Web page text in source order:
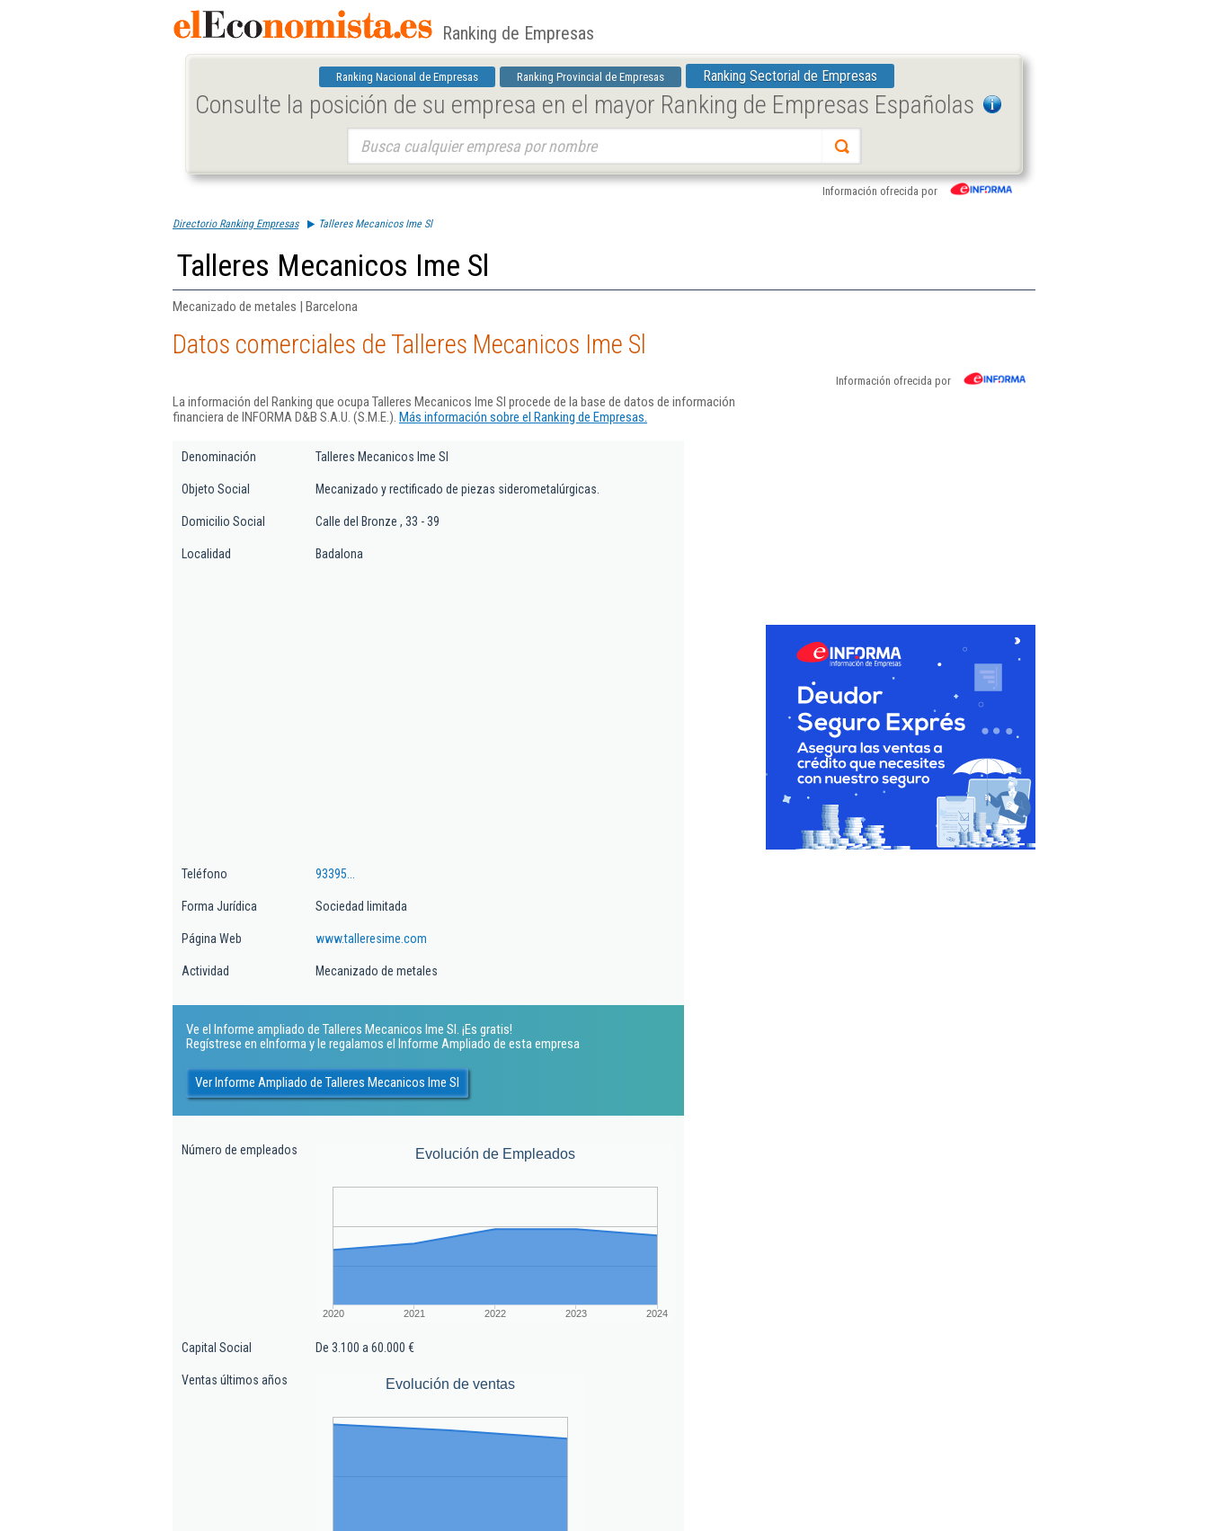
Ranking de Empresas
Ranking Nacional de Empresas Ranking Provincial de Empresas Ranking Sectorial de Empresas
Consulte la posición de su empresa en el mayor Ranking de Empresas Españolas
Información ofrecida por
Directorio Ranking Empresas Talleres Mecanicos Ime Sl
Talleres Mecanicos Ime Sl
Mecanizado de metales | Barcelona
Datos comerciales de Talleres Mecanicos Ime Sl
Información ofrecida por
La información del Ranking que ocupa Talleres Mecanicos Ime Sl procede de la base de datos de información
financiera de INFORMA D&B S.A.U. (S.M.E.). Más información sobre el Ranking de Empresas.
Denominación Talleres Mecanicos Ime Sl
Objeto Social Mecanizado y rectificado de piezas siderometalúrgicas.
Domicilio Social Calle del Bronze , 33 - 39
Localidad Badalona
Teléfono 93395...
Forma Jurídica Sociedad limitada
Página Web www.talleresime.com
Actividad Mecanizado de metales
Ve el Informe ampliado de Talleres Mecanicos Ime Sl. ¡Es gratis!
Regístrese en eInforma y le regalamos el Informe Ampliado de esta empresa
Ver Informe Ampliado de Talleres Mecanicos Ime Sl
Número de empleados Evolución de Empleados
2020 2021 2022 2023 2024
Capital Social De 3.100 a 60.000 €
Ventas últimos años Evolución de ventas